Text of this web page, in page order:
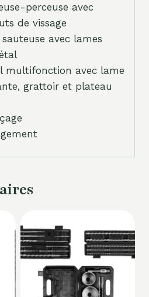
perceuse avec
de vissage
avec lames
multifonction avec lame
grattoir et plateau